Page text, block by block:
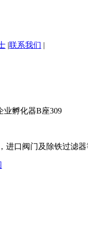
|联系我们 |
业孵化器B座309
口阀门及除铁过滤器